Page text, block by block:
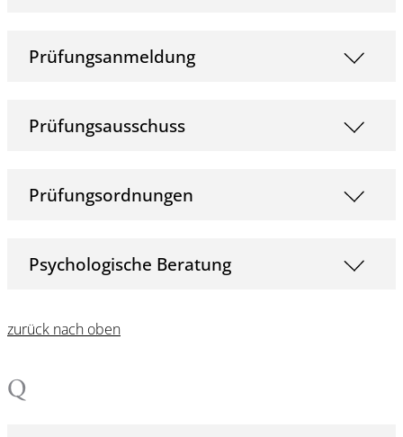
Prüfungsanmeldung
Prüfungsausschuss
Prüfungsordnungen
Psychologische Beratung
zurück nach oben
Q